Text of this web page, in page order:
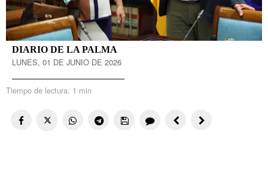
DIARIO DE LA PALMA
LUNES, 01 DE JUNIO DE 2026
Tiempo de lectura: 1 min